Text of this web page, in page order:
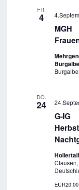
FR.
4
DO.
24
G-IG
EUR20,00